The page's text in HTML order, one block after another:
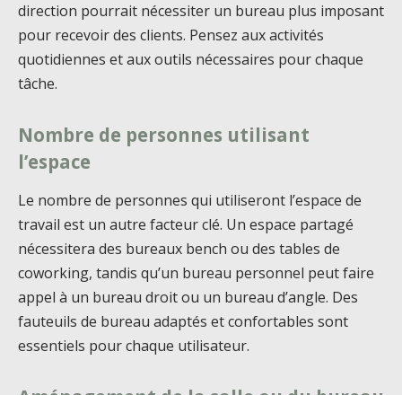
direction pourrait nécessiter un bureau plus imposant
pour recevoir des clients. Pensez aux activités
quotidiennes et aux outils nécessaires pour chaque
tâche.
Nombre de personnes utilisant
l’espace
Le nombre de personnes qui utiliseront l’espace de
travail est un autre facteur clé. Un espace partagé
nécessitera des bureaux bench ou des tables de
coworking, tandis qu’un bureau personnel peut faire
appel à un bureau droit ou un bureau d’angle. Des
fauteuils de bureau adaptés et confortables sont
essentiels pour chaque utilisateur.